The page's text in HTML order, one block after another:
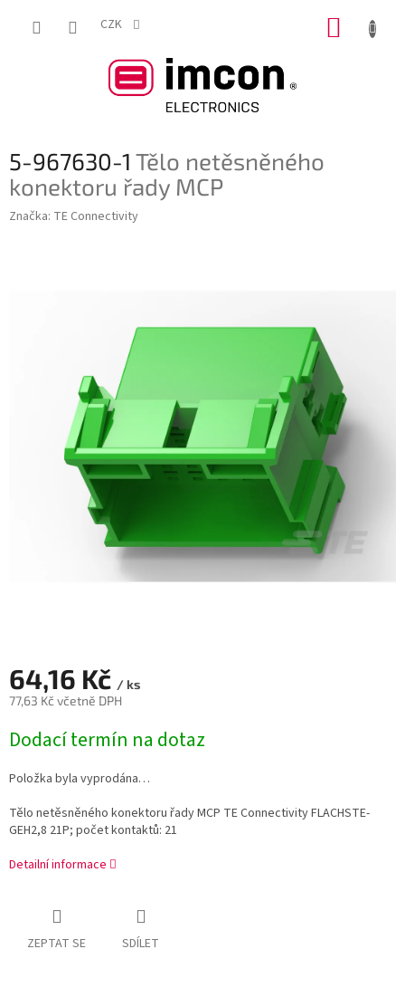
CZK
5-967630-1 Tělo netěsněného
konektoru řady MCP
Značka: TE Connectivity
64,16 Kč / ks
77,63 Kč včetně DPH
cena:
Dodací termín na dotaz
Položka byla vyprodána…
Tělo netěsněného konektoru řady MCP TE Connectivity FLACHSTE-
GEH2,8 21P; počet kontaktů: 21
Detailní informace
ZEPTAT SE SDÍLET